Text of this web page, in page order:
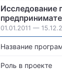
Исследование
01.01.2011 —
Название
Роль в проекте